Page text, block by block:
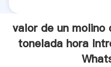
valor de un molino
tonelada hora